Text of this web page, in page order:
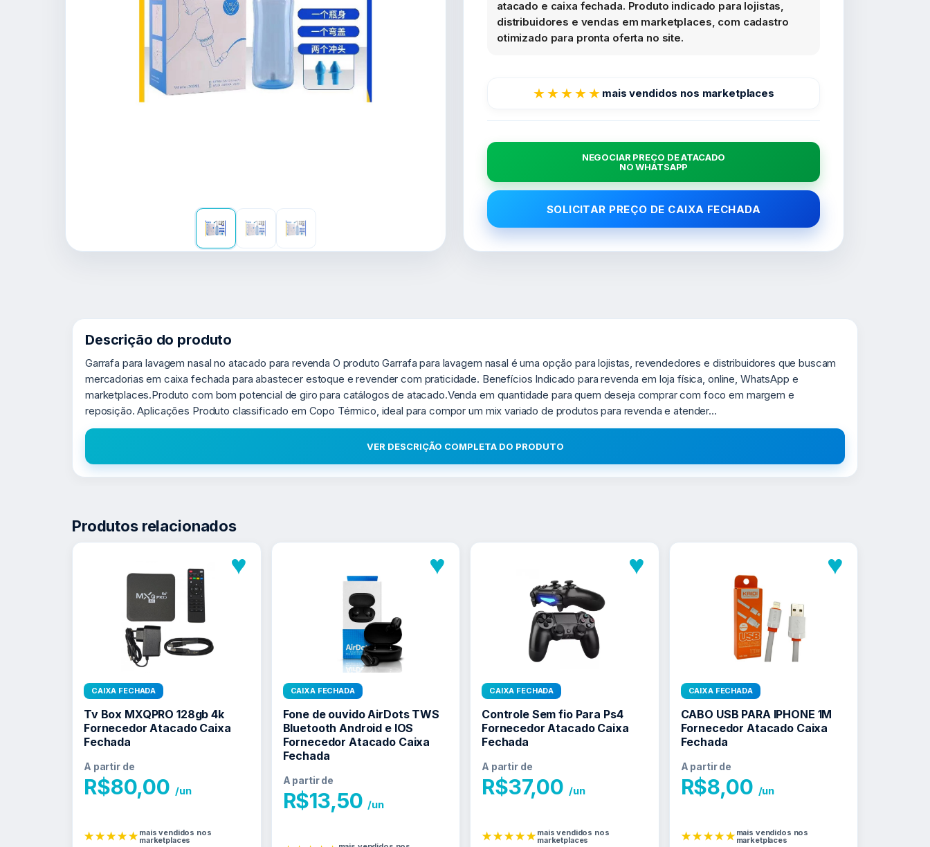
atacado e caixa fechada. Produto indicado para lojistas,
distribuidores e vendas em marketplaces, com cadastro
otimizado para pronta oferta no site.
★★★★★ mais vendidos nos marketplaces
NEGOCIAR PREÇO DE ATACADO
NO WHATSAPP
SOLICITAR PREÇO DE CAIXA FECHADA
Descrição do produto
Garrafa para lavagem nasal no atacado para revenda O produto Garrafa para lavagem nasal é uma opção para lojistas, revendedores e distribuidores que buscam
mercadorias em caixa fechada para abastecer estoque e revender com praticidade. Benefícios Indicado para revenda em loja física, online, WhatsApp e
marketplaces.Produto com bom potencial de giro para catálogos de atacado.Venda em quantidade para quem deseja comprar com foco em margem e
reposição. Aplicações Produto classificado em Copo Térmico, ideal para compor um mix variado de produtos para revenda e atender...
VER DESCRIÇÃO COMPLETA DO PRODUTO
Produtos relacionados
♥
CAIXA FECHADA
Tv Box MXQPRO 128gb 4k
Fornecedor Atacado Caixa
Fechada
A partir de
R$80,00 /un
★★★★★mais vendidos nos
marketplaces
♥
CAIXA FECHADA
Fone de ouvido AirDots TWS
Bluetooth Android e IOS
Fornecedor Atacado Caixa
Fechada
A partir de
R$13,50 /un
♥
CAIXA FECHADA
Controle Sem fio Para Ps4
Fornecedor Atacado Caixa
Fechada
A partir de
R$37,00 /un
★★★★★mais vendidos nos
marketplaces
♥
CAIXA FECHADA
CABO USB PARA IPHONE 1M
Fornecedor Atacado Caixa
Fechada
A partir de
R$8,00 /un
★★★★★mais vendidos nos
marketplaces